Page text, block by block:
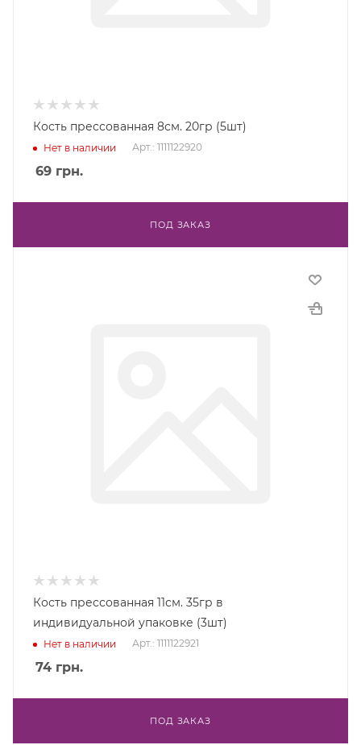
Кость прессованная 8см. 20гр (5шт)
Нет в наличии Арт.: 1111122920
69 грн.
ПОД ЗАКАЗ
Кость прессованная 11см. 35гр в
индивидуальной упаковке (3шт)
Нет в наличии Арт.: 1111122921
74 грн.
ПОД ЗАКАЗ